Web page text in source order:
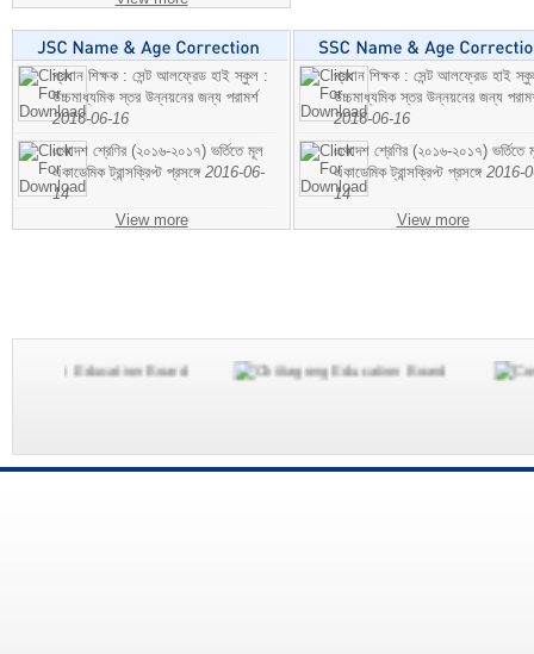
প্রধান শিক্ষক : সেন্ট আলফ্রেড হাই স্কুল :
উচ্চমাধ্যমিক স্তর উন্নয়নের জন্য পরামর্শ
2016-06-16
একাদশ শ্রেণির (২০১৬-২০১৭) ভর্তিতে মূল
একাডেমিক ট্রান্সক্রিপ্ট প্রসঙ্গে 2016-06-
14
View more
প্রধান শিক্ষক : সেন্ট আলফ্রেড হাই
উচ্চমাধ্যমিক স্তর উন্নয়নের জন্য
2016-06-16
একাদশ শ্রেণির (২০১৬-২০১৭) ভর্তিতে
একাডেমিক ট্রান্সক্রিপ্ট প্রসঙ্গে 2016-
14
View more